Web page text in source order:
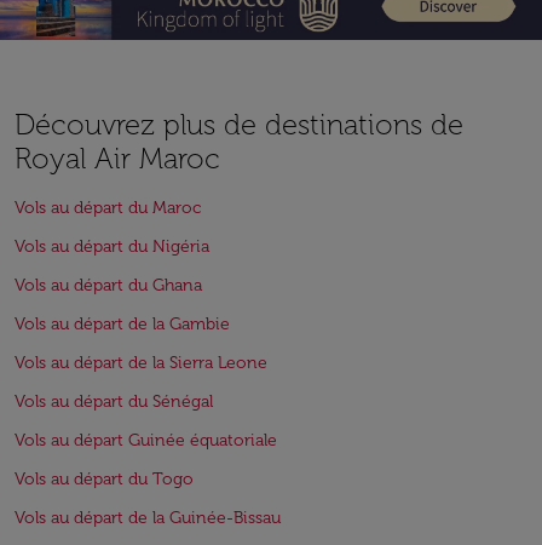
Découvrez plus de destinations de
Royal Air Maroc
Vols au départ du Maroc
Vols au départ du Nigéria
Vols au départ du Ghana
Vols au départ de la Gambie
Vols au départ de la Sierra Leone
Vols au départ du Sénégal
Vols au départ Guinée équatoriale
Vols au départ du Togo
Vols au départ de la Guinée-Bissau